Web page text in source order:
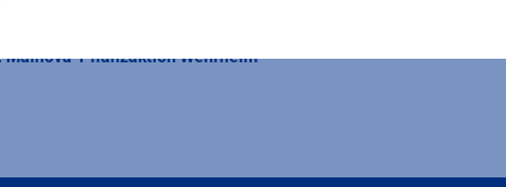
Pflanzaktion Wehrheim